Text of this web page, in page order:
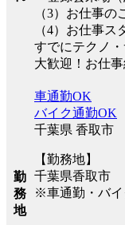
（3）お仕事
（4）お仕事ス
すでにテクノ
大歓迎！お仕
勤
務
地
車通勤OK
バイク通勤OK
千葉県 香取市
【勤務地】
千葉県香取市
※車通勤・バ